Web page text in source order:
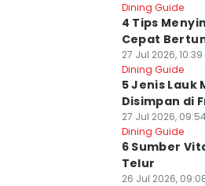
Dining Guide
4 Tips
Cepat
27 Jul 2026, 10:39
Dining Guide
5 Jenis Lauk
Disimpan di
27 Jul 2026,
Dining Guide
6 Sumber
Telur
26 Jul 2026,